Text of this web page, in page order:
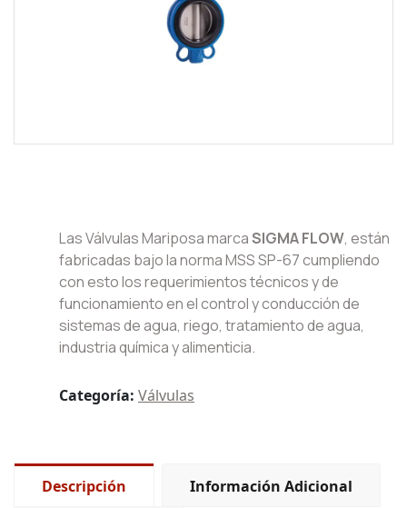
Las Válvulas Mariposa marcaSIGMA FLOW, están
fabricadas bajo la norma MSS SP-67 cumpliendo
con esto los requerimientos técnicos y de
funcionamiento en el control y conducción de
sistemas de agua, riego, tratamiento de agua,
industria química y alimenticia.
Categoría: Válvulas
Descripción Información Adicional